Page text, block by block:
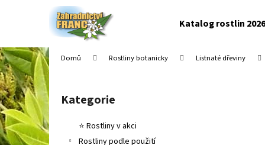
Katalog rostlin
Domů Rostliny botanicky Listnaté dřeviny
P
o
s
t
r
Přeskočit
kategorie
Kategorie
⭐ Rostliny v akci
Rostliny podle použití
í
k
Zpět
do
obchodu
Zpět
do
obchodu